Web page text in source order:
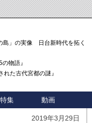
島」の実像 日台新時代を拓く「3
物語』
た古代宮都の謎』
特集 動画
2019年3月29日